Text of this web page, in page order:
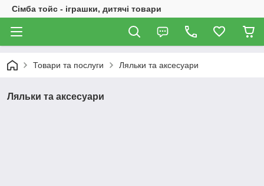
Сімба тойс - іграшки, дитячі товари
Товари та послуги Ляльки та аксесуари
Ляльки та аксесуари